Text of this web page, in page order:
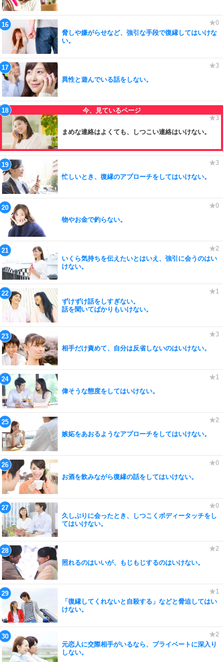
脅しや嫌がらせなど、強引な手段で復縁してはいけな
い。
異性と遊んでいる話をしない。
まめな連絡はよくても、しつこい連絡はいけない。
忙しいとき、復縁のアプローチをしてはいけない。
物やお金で釣らない。
いくら気持ちを伝えたいとはいえ、強引に会うのはい
けない。
ずけずけ話をしすぎない。
話を聞いてばかりもいけない。
相手だけ責めて、自分は反省しないのはいけない。
偉そうな態度をしてはいけない。
嫉妬をあおるようなアプローチをしてはいけない。
お酒を飲みながら復縁の話をしてはいけない。
久しぶりに会ったとき、しつこくボディータッチをし
てはいけない。
照れるのはいいが、もじもじするのはいけない。
「復縁してくれないと自殺する」などと脅迫してはい
けない。
元恋人に交際相手がいるなら、プライベートに深入り
しない。